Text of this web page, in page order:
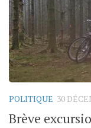
POLITIQUE 30
Brève